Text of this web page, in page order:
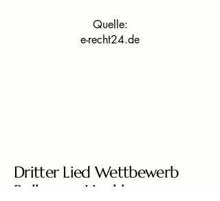
Quelle:
e-recht24.de
Dritter Lied Wettbewerb
Bolko von Hochberg